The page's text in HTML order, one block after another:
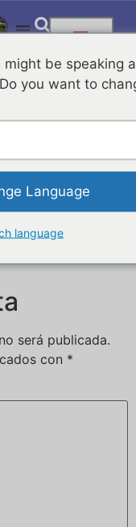
14RLTe
será publicada.
con *
be speaking a
you want to
Language
language